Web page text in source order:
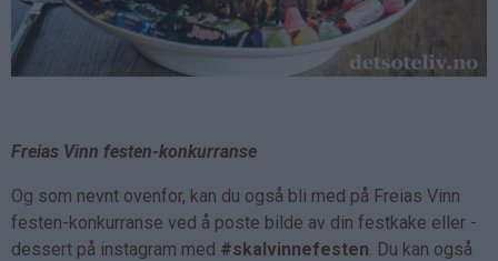
Freias Vinn festen-konkurranse
Og som nevnt ovenfor, kan du også bli med på Freias Vinn
festen-konkurranse ved å poste bilde av din festkake eller -
dessert på instagram med #skalvinnefesten. Du kan også